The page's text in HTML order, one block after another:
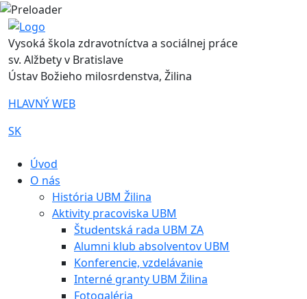
Vysoká škola zdravotníctva a sociálnej práce
sv. Alžbety v Bratislave
Ústav Božieho milosrdenstva, Žilina
HLAVNÝ WEB
SK
Úvod
O nás
História UBM Žilina
Aktivity pracoviska UBM
Študentská rada UBM ZA
Alumni klub absolventov UBM
Konferencie, vzdelávanie
Interné granty UBM Žilina
Fotogaléria